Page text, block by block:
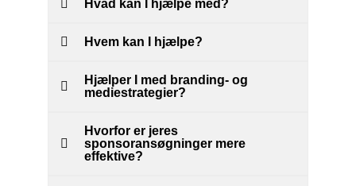
Hvad kan I hjælpe med?
Hvem kan I hjælpe?
Hjælper I med branding- og
mediestrategier?
Hvorfor er jeres
sponsoransøgninger mere
effektive?